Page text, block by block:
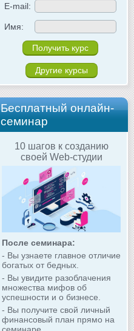
E-mail:
Имя:
Другие курсы
Бесплатный онлайн-
семинар
10 шагов к созданию
своей Web-студии
После семинара:
- Вы узнаете главное отличие
богатых от бедных.
- Вы увидите разоблачения
множества мифов об
успешности и о бизнесе.
- Вы получите свой личный
финансовый план прямо на